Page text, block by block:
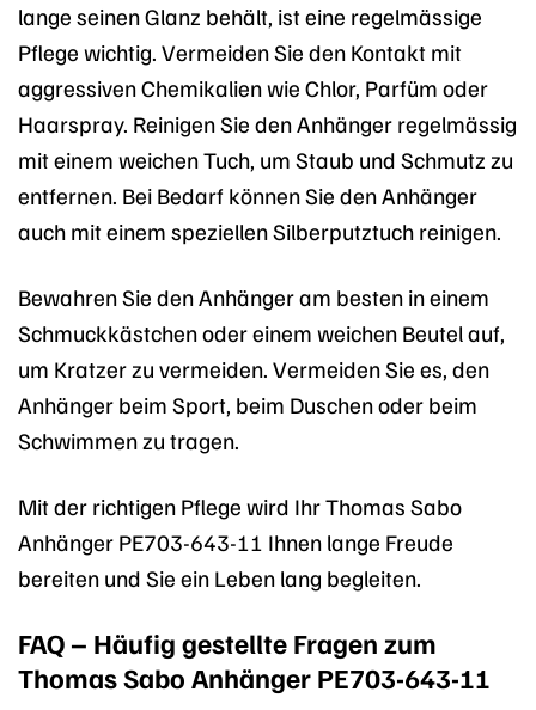
lange seinen Glanz behält, ist eine regelmässige
Pflege wichtig. Vermeiden Sie den Kontakt mit
aggressiven Chemikalien wie Chlor, Parfüm oder
Haarspray. Reinigen Sie den Anhänger regelmässig
mit einem weichen Tuch, um Staub und Schmutz zu
entfernen. Bei Bedarf können Sie den Anhänger
auch mit einem speziellen Silberputztuch reinigen.
Bewahren Sie den Anhänger am besten in einem
Schmuckkästchen oder einem weichen Beutel auf,
um Kratzer zu vermeiden. Vermeiden Sie es, den
Anhänger beim Sport, beim Duschen oder beim
Schwimmen zu tragen.
Mit der richtigen Pflege wird Ihr Thomas Sabo
Anhänger PE703-643-11 Ihnen lange Freude
bereiten und Sie ein Leben lang begleiten.
FAQ – Häufig gestellte Fragen zum
Thomas Sabo Anhänger PE703-643-11